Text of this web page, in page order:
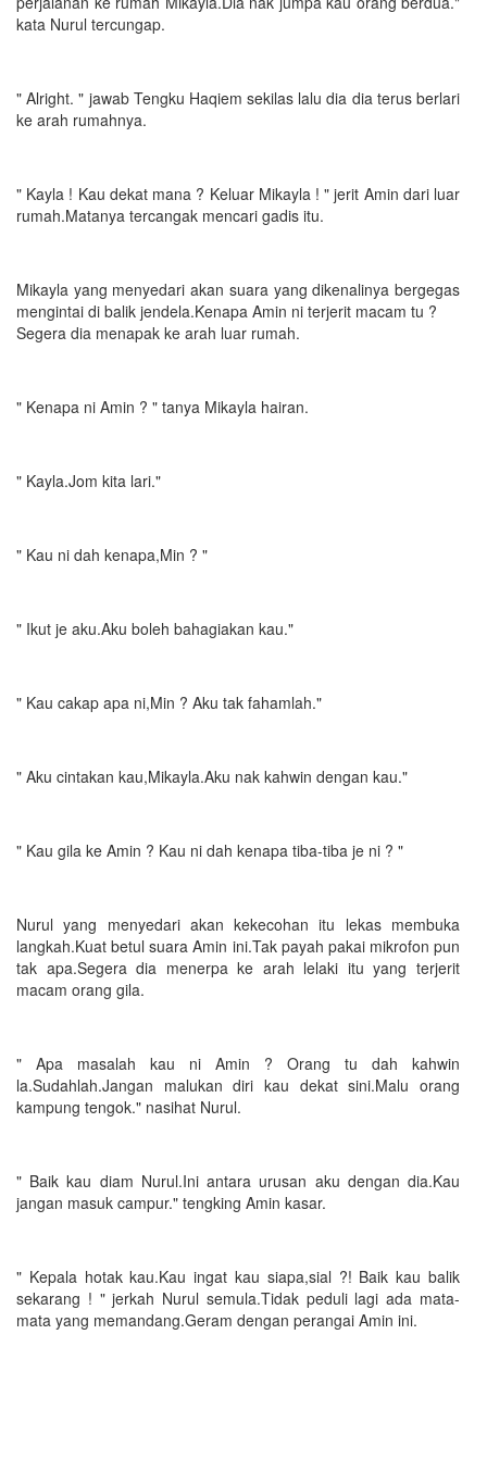
kata Nurul tercungap.
" Alright. " jawab Tengku Haqiem sekilas lalu dia dia terus berlari
ke arah rumahnya.
" Kayla ! Kau dekat mana ? Keluar Mikayla ! " jerit Amin dari luar
rumah.Matanya tercangak mencari gadis itu.
Mikayla yang menyedari akan suara yang dikenalinya bergegas
mengintai di balik jendela.Kenapa Amin ni terjerit macam tu ?
Segera dia menapak ke arah luar rumah.
" Kenapa ni Amin ? " tanya Mikayla hairan.
" Kayla.Jom kita lari."
" Kau ni dah kenapa,Min ? "
" Ikut je aku.Aku boleh bahagiakan kau."
" Kau cakap apa ni,Min ? Aku tak fahamlah."
" Aku cintakan kau,Mikayla.Aku nak kahwin dengan kau."
" Kau gila ke Amin ? Kau ni dah kenapa tiba-tiba je ni ? "
Nurul yang menyedari akan kekecohan itu lekas membuka
langkah.Kuat betul suara Amin ini.Tak payah pakai mikrofon pun
tak apa.Segera dia menerpa ke arah lelaki itu yang terjerit
macam orang gila.
" Apa masalah kau ni Amin ? Orang tu dah kahwin
la.Sudahlah.Jangan malukan diri kau dekat sini.Malu orang
kampung tengok." nasihat Nurul.
" Baik kau diam Nurul.Ini antara urusan aku dengan dia.Kau
jangan masuk campur." tengking Amin kasar.
" Kepala hotak kau.Kau ingat kau siapa,sial ?! Baik kau balik
sekarang ! " jerkah Nurul semula.Tidak peduli lagi ada mata-
mata yang memandang.Geram dengan perangai Amin ini.